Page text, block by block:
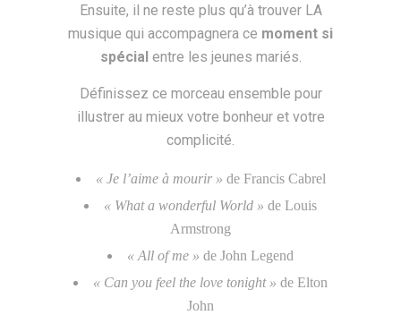
Ensuite, il ne reste plus qu’à trouver LA
musique qui accompagnera ce moment si
spécial entre les jeunes mariés.
Définissez ce morceau ensemble pour
illustrer au mieux votre bonheur et votre
complicité.
« Je l’aime à mourir » de Francis Cabrel
« What a wonderful World » de Louis
Armstrong
« All of me » de John Legend
« Can you feel the love tonight » de Elton
John